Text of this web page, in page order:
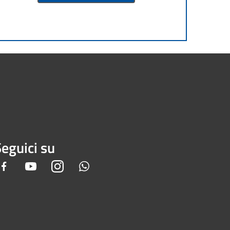
su
Facebook YoutubeInstagram